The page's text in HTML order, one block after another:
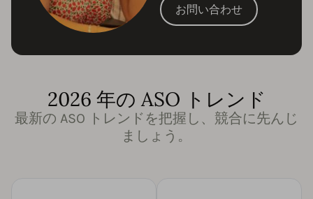
お問い合わせ
2026 年の ASO トレンド
最新の ASO トレンドを把握し、競合に先んじ
ましょう。